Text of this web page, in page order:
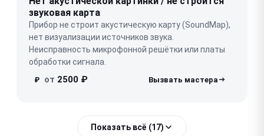
звуковая карта
Прибор не строит акустическую карту (SoundMap),
нет визуализации источников звука.
Неисправность микрофонной решётки или платы
обработки сигнала.
₽ от 2500 ₽
Показать всё (17)